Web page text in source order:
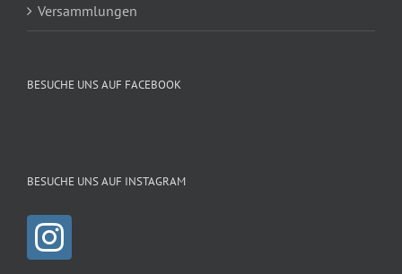
Versammlungen
BESUCHE UNS AUF FACEBOOK
BESUCHE UNS AUF INSTAGRAM